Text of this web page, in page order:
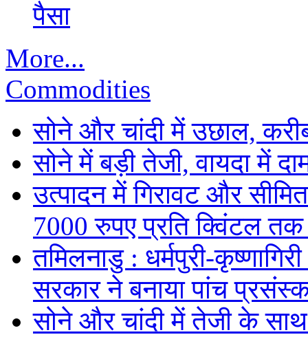
पैसा
More...
Commodities
सोने और चांदी में उछाल,
सोने में बड़ी तेजी, वायदा में
उत्पादन में गिरावट और
7000 रुपए प्रति क्विंटल
तमिलनाडु : धर्मपुरी-
सरकार ने बनाया पांच
सोने और चांदी में तेजी के